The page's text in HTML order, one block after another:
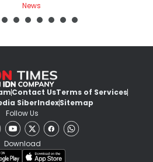
News
Contact UsTerms of Services
SiberIndexSitemap
Follow Us
Download